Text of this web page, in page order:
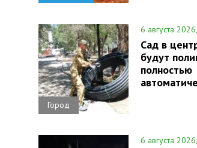
Город
6 августа
Сад в
будут
полностью
6 августа